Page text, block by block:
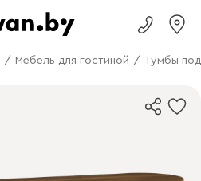
/ Мебель для гостиной / Тумбы